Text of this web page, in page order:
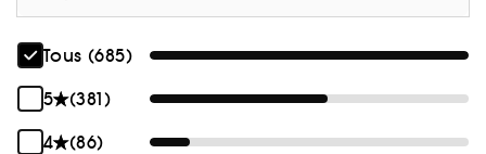
Tous (685)
5
(381)
4
(86)